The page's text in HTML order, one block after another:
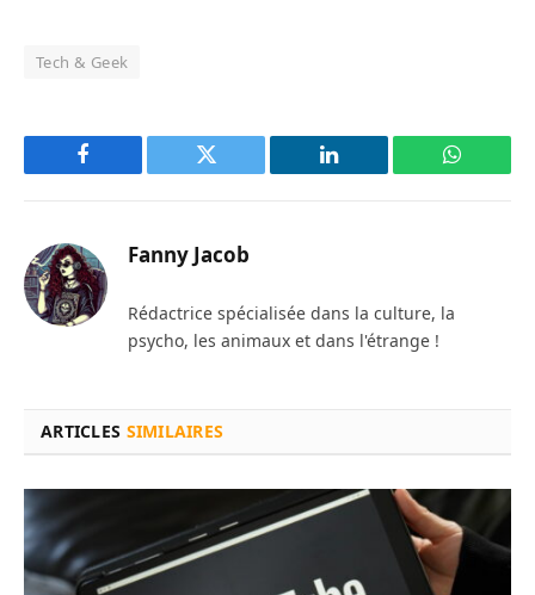
Tech & Geek
Facebook Twitter LinkedIn
Fanny Jacob
Rédactrice spécialisée dans la culture, la
psycho, les animaux et dans l'étrange !
ARTICLES SIMILAIRES